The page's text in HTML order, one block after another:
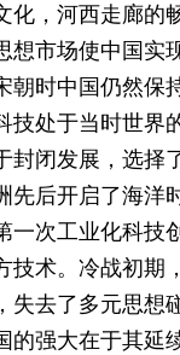
化，河西走廊的
想市场使中国实
朝时中国仍然保
技处于当时世界
封闭发展，选择
先后开启了海洋
一次工业化科技
技术。冷战初期
失去了多元思想
的强大在于其延